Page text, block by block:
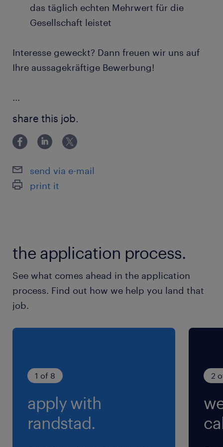
das täglich echten Mehrwert für die
Gesellschaft leistet
Interesse geweckt? Dann freuen wir uns auf
Ihre aussagekräftige Bewerbung!
...
share this job.
send via e-mail
print it
the application process.
See what comes ahead in the application
process. Find out how we help you land that
job.
1 of 8
apply with
randstad.
2